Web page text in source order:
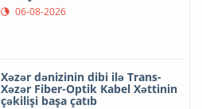
06-08-2026
Xəzər dənizinin dibi ilə Trans-
Xəzər Fiber-Optik Kabel Xəttinin
çəkilişi başa çatıb